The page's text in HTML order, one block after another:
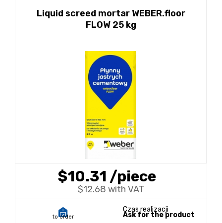
Liquid screed mortar WEBER.floor
FLOW 25 kg
$10.31 /piece
$12.68 with VAT
to order
Czas realizacji
Ask for the product